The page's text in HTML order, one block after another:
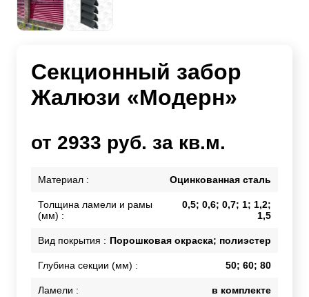
Секционный забор
Жалюзи «Модерн»
от 2933 руб. за кв.м.
Материал : Оцинкованная сталь
Толщина ламели и рамы
(мм) :
0,5; 0,6; 0,7; 1; 1,2;
1,5
Вид покрытия : Порошковая окраска; полиэстер
Глубина секции (мм) : 50; 60; 80
Ламели : в комплекте